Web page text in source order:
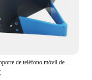
Mini soporte de teléfono móvil de escritorio en forma de V, soporte portátil plegable ajustable para IPhone, Samsung, iPad, soporte Universal, nuevo